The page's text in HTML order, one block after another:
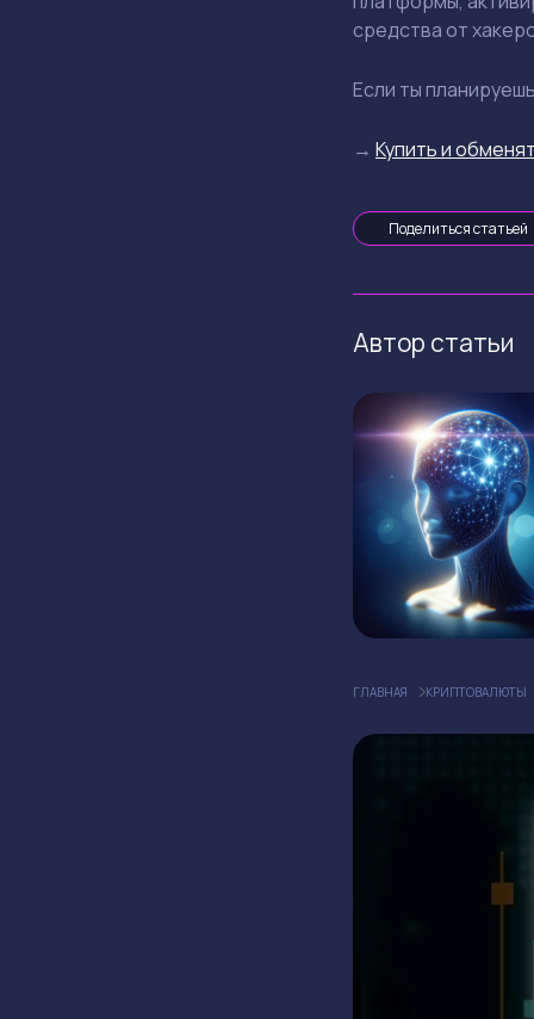
средства от
Если ты
→ Купить и
Поделиться статьей
Автор статьи
ГЛАВНАЯ КРИПТОВАЛЮТЫ